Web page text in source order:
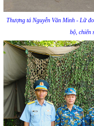
Thượng tá Nguyễn Văn Minh - Lữ
bộ, chiến